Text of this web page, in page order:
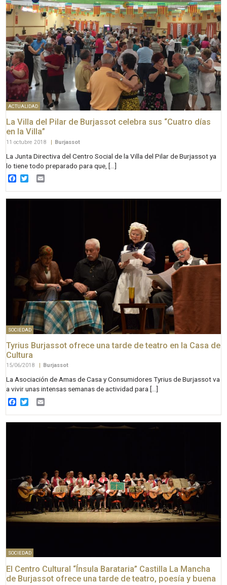
ACTUALIDAD
La Villa del Pilar de Burjassot celebra sus “Cuatro días
en la Villa”
11 octubre 2018 | Burjassot
La Junta Directiva del Centro Social de la Villa del Pilar de Burjassot ya
lo tiene todo preparado para que, […]
Facebook
Twitter
SOCIEDAD
Tyrius Burjassot ofrece una tarde de teatro en la Casa de
Cultura
15/06/2018 Burjassot
La Asociación de Amas de Casa y Consumidores Tyrius de Burjassot va
a vivir unas intensas semanas de actividad para […]
Facebook
Twitter
SOCIEDAD
El Centro Cultural “Ínsula Barataria” Castilla La Mancha
de Burjassot ofrece una tarde de teatro, poesía y buena